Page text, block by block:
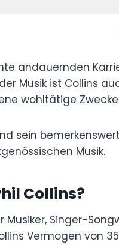
andauernden
Musik ist Collins
wohltätige
sein
Musik.
Collins?
Musiker, Singer-
Vermögen von